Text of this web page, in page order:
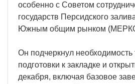
особенно с Советом
государств Персидского
Южным общим рынком
Он подчеркнул необходимость
подготовки к закладке и
декабря, включая базовое